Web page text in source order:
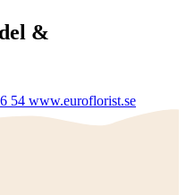
&
54 www.euroflorist.se